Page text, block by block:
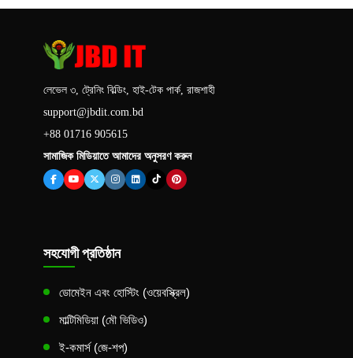
লেভেল ৩, ট্রেনিং বিল্ডিং, হাই-টেক পার্ক, রাজশাহী
support@jbdit.com.bd
+88 01716 905615
সামাজিক মিডিয়াতে আমাদের অনুসরণ করুন
সহযোগী প্রতিষ্ঠান
ডোমেইন এবং হোস্টিং (ওয়েবস্ক্রিল)
মাল্টিমিডিয়া (মৌ ভিডিও)
ই-কমার্স (জে-শপ)